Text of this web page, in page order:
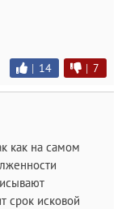
| 14 | 7
как на самом
срок исковой